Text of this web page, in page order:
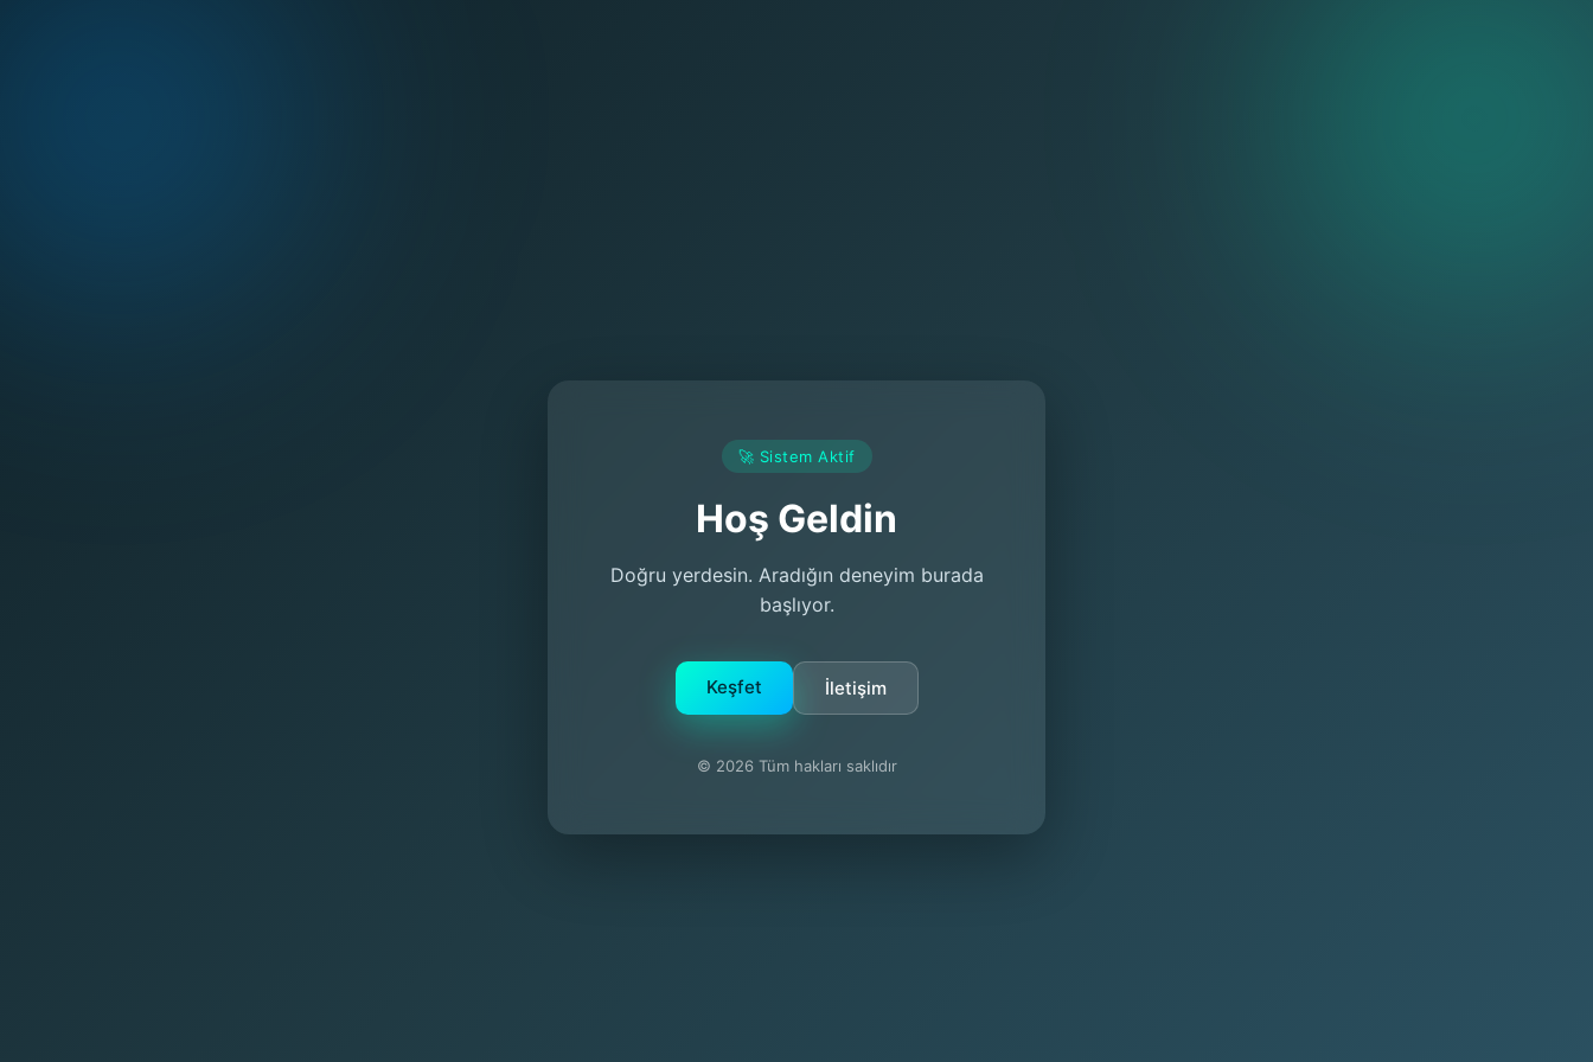
🚀 Sistem Aktif
Hoş Geldin
Doğru yerdesin. Aradığın deneyim burada
başlıyor.
Keşfet İletişim
© 2026 Tüm hakları saklıdır